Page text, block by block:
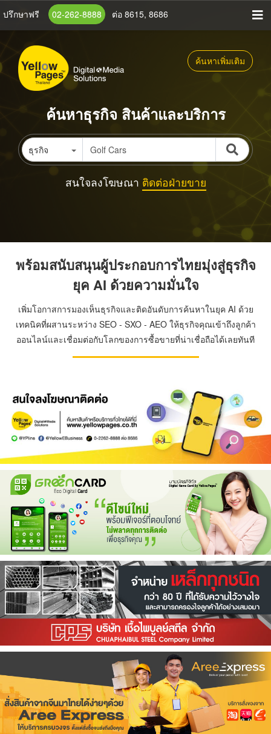
ข้าม
เนื้อหา
หลัก
ปรึกษาฟรี 02-262-8888 ต่อ 8615, 8686
ค้นหาเพิ่มเติม
ค้นหาธุรกิจ สินค้าและบริการ
ธุรกิจ
สนใจลงโฆษณา ติดต่อฝ่ายขาย
พร้อมสนับสนุนผู้ประกอบการไทยมุ่งสู่ธุรกิจ
ยุค AI ด้วยความมั่นใจ
เพิ่มโอกาสการมองเห็นธุรกิจและติดอันดับการค้นหาในยุค AI ด้วย
เทคนิคที่ผสานระหว่าง SEO - SXO - AEO ให้ธุรกิจคุณเข้าถึงลูกค้า
ออนไลน์และเชื่อมต่อกับโลกของการซื้อขายที่น่าเชื่อถือได้เลยทันที